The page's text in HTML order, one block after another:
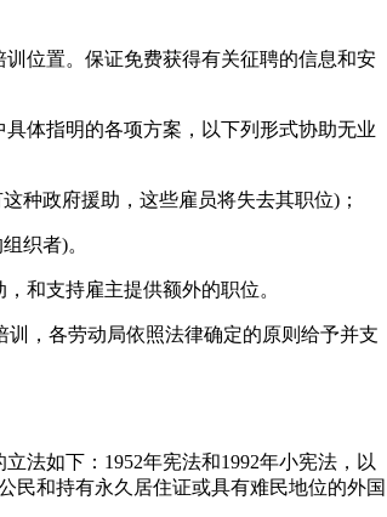
位置。保证免费获得有关征聘的信息和安
体指明的各项方案，以下列形式协助无业
种政府援助，这些雇员将失去其职位)；
织者)。
和支持雇主提供额外的职位。
，各劳动局依照法律确定的原则给予并支
法如下：1952年宪法和1992年小宪法，以
民和持有永久居住证或具有难民地位的外国